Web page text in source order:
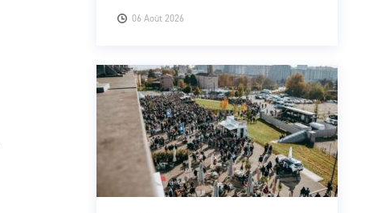
06 Août 2026